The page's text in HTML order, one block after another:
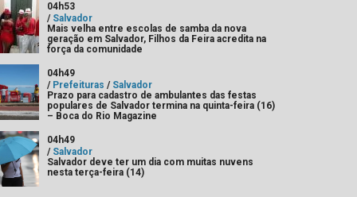
04h53
/ Salvador
Mais velha entre escolas de samba da nova
geração em Salvador, Filhos da Feira acredita na
força da comunidade
04h49
/ Prefeituras / Salvador
Prazo para cadastro de ambulantes das festas
populares de Salvador termina na quinta-feira (16)
– Boca do Rio Magazine
04h49
/ Salvador
Salvador deve ter um dia com muitas nuvens
nesta terça-feira (14)